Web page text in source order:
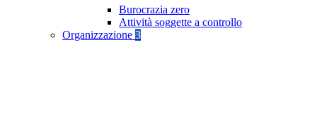
Burocrazia zero
Attività soggette a controllo
Organizzazione 3